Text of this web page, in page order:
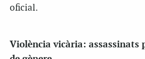
oficial.
Violència vicària: assassinats